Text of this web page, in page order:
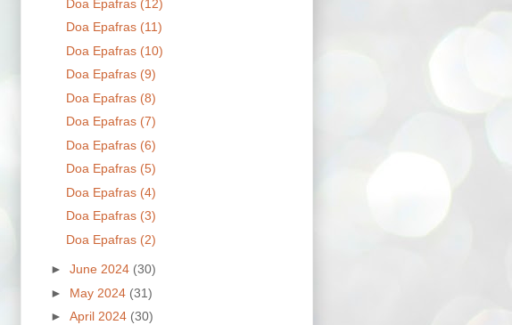
Doa Epafras (12)
Doa Epafras (11)
Doa Epafras (10)
Doa Epafras (9)
Doa Epafras (8)
Doa Epafras (7)
Doa Epafras (6)
Doa Epafras (5)
Doa Epafras (4)
Doa Epafras (3)
Doa Epafras (2)
► June 2024 (30)
► May 2024 (31)
► April 2024 (30)